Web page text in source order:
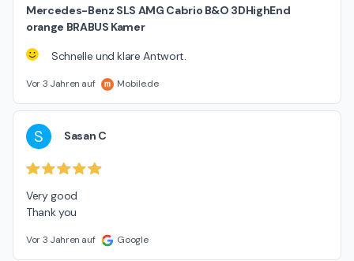
Mercedes-Benz SLS AMG Cabrio B&O 3DHighEnd
orange BRABUS Kamer
Schnelle und klare Antwort.
Vor 3 Jahren auf Mobile.de
S Sasan C
Very good
Thank you
Vor 3 Jahren auf Google